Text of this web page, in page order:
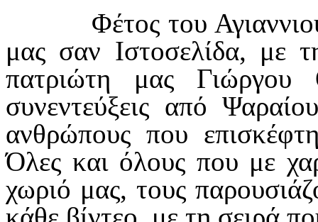
Φέτος του
μας σαν Ιστοσελίδα, με
πατριώτη μας Γιώργου
συνεντεύξεις από
ανθρώπους που
Όλες και όλους που με
χωριό μας, τους